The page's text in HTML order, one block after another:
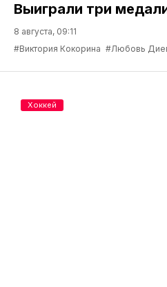
Выиграли три
8 августа, 09:11
#Виктория Кокорина #Любовь
Хоккей